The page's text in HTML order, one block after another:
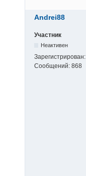
Andrei88
Участник
Неактивен
Зарегистрирован:
Сообщений: 868